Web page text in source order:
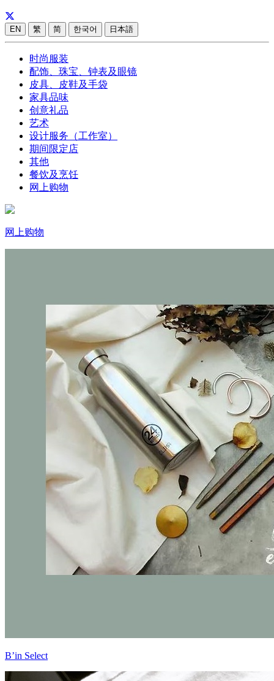
EN 繁 简 한국어 日本語
时尚服装
配饰、珠宝、钟表及眼镜
皮具、皮鞋及手袋
家具品味
创意礼品
艺术
设计服务（工作室）
期间限定店
其他
餐饮及烹饪
网上购物
网上购物
B’in Select